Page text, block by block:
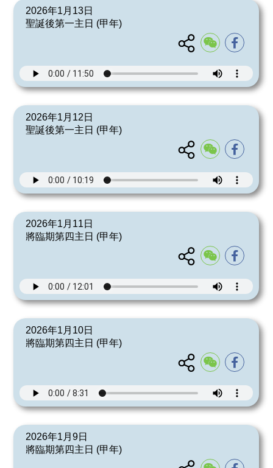
2026年1月13日
聖誕後第一主日 (甲年)
2026年1月12日
聖誕後第一主日 (甲年)
2026年1月11日
將臨期第四主日 (甲年)
2026年1月10日
將臨期第四主日 (甲年)
2026年1月9日
將臨期第四主日 (甲年)